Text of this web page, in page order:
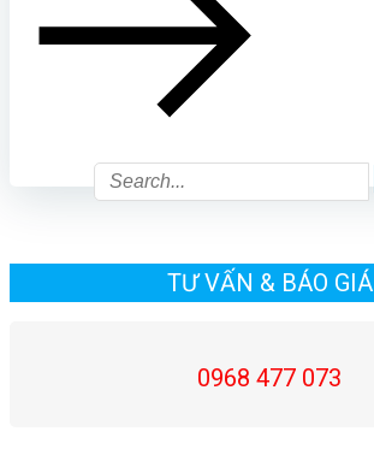
TƯ VẤN & BÁO GIÁ
0968 477 073